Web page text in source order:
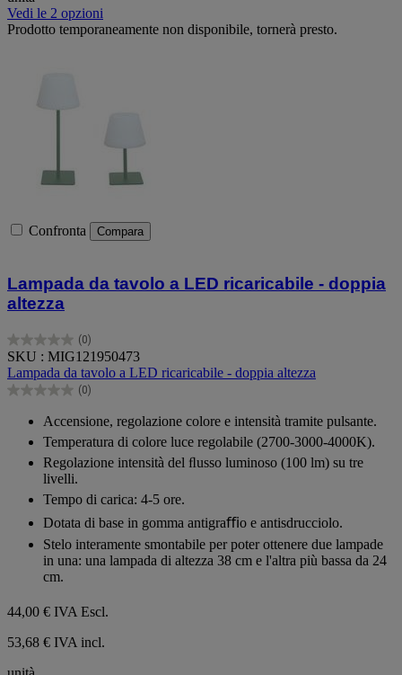
Vedi le 2 opzioni
Prodotto temporaneamente non disponibile, tornerà presto.
Confronta Compara
Lampada da tavolo a LED ricaricabile - doppia
altezza
(0)
0.0
su
5
stelle.
SKU : MIG121950473
Lampada da tavolo a LED ricaricabile - doppia altezza
(0)
0.0
stelle.
Accensione, regolazione colore e intensità tramite pulsante.
Temperatura di colore luce regolabile (2700-3000-4000K).
Regolazione intensità del ﬂusso luminoso (100 lm) su tre
livelli.
Tempo di carica: 4-5 ore.
Dotata di base in gomma antigraﬃo e antisdrucciolo.
Stelo interamente smontabile per poter ottenere due lampade
in una: una lampada di altezza 38 cm e l'altra più bassa da 24
cm.
44,00 € IVA Escl.
53,68 € IVA incl.